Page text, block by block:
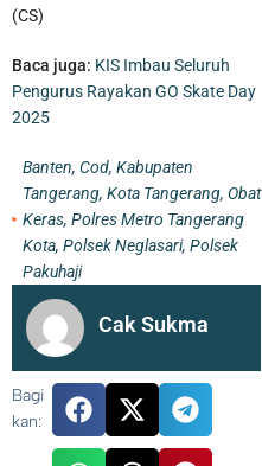
(CS)
Baca juga: KIS Imbau Seluruh
Pengurus Rayakan GO Skate Day
2025
Banten, Cod, Kabupaten
Tangerang, Kota Tangerang, Obat
Keras, Polres Metro Tangerang
Kota, Polsek Neglasari, Polsek
Pakuhaji
Cak Sukma
Bagi
kan: